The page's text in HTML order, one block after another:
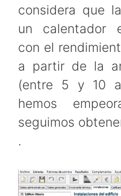
considera que
un calentador
con el
a partir de la
(entre 5 y 10
hemos
seguimos
.